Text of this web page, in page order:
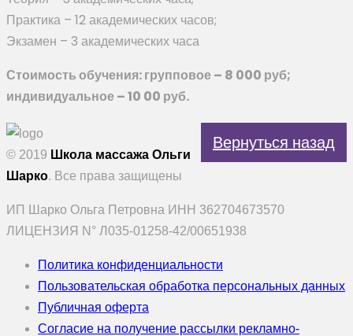
Практика – 12 академических часов;
Экзамен – 3 академических часа
Стоимость обучения: групповое – 8 000 руб;
индивидуальное – 10 00 руб.
Вернуться назад
© 2019 Школа массажа Ольги
Шарко. Все права защищены
ИП Шарко Ольга Петровна ИНН 362704673570
ЛИЦЕНЗИЯ N° Л035-01258-42/00651938
Политика конфиденциальности
Пользовательская обработка персональных данных
Публичная оферта
Согласие на получение рассылки рекламно-